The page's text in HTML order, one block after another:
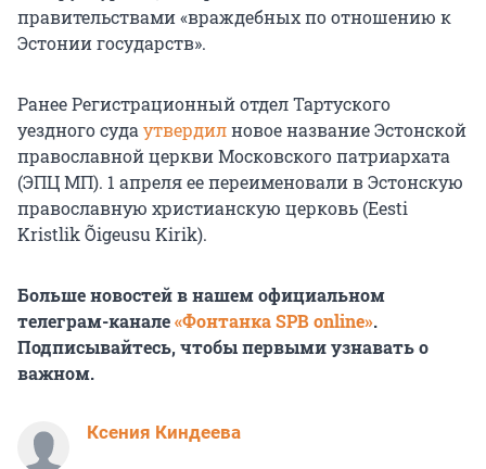
правительствами «враждебных по отношению к
Эстонии государств».
Ранее Регистрационный отдел Тартуского
уездного суда утвердилновое название Эстонской
православной церкви Московского патриархата
(ЭПЦ МП). 1 апреля ее переименовали в Эстонскую
православную христианскую церковь (Eesti
Kristlik Õigeusu Kirik).
Больше новостей в нашем официальном
телеграм-канале«Фонтанка SPB online».
Подписывайтесь, чтобы первыми узнавать о
важном.
Ксения Киндеева